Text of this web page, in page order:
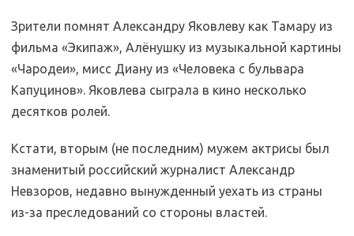
Зрители помнят Александру Яковлеву как Тамару из
фильма «Экипаж», Алёнушку из музыкальной картины
«Чародеи», мисс Диану из «Человека с бульвара
Капуцинов». Яковлева сыграла в кино несколько
десятков ролей.
Кстати, вторым (не последним) мужем актрисы был
знаменитый российский журналист Александр
Невзоров, недавно вынужденный уехать из страны
из-за преследований со стороны властей.